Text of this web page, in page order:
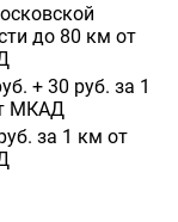
до 80 км от
+ 30 руб. за 1
МКАД
за 1 км от